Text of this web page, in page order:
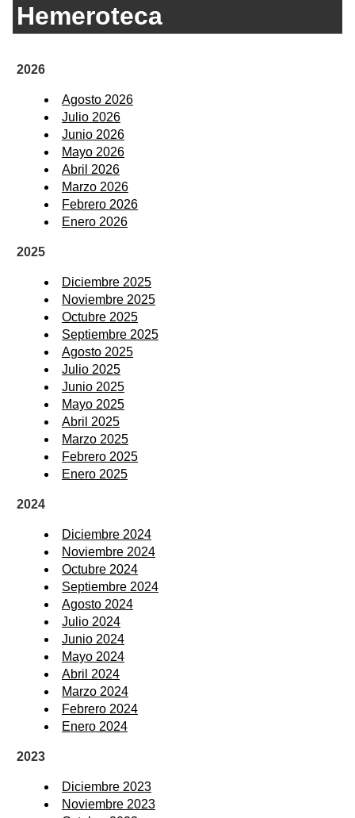
Hemeroteca
2026
Agosto 2026
Julio 2026
Junio 2026
Mayo 2026
Abril 2026
Marzo 2026
Febrero 2026
Enero 2026
2025
Diciembre 2025
Noviembre 2025
Octubre 2025
Septiembre 2025
Agosto 2025
Julio 2025
Junio 2025
Mayo 2025
Abril 2025
Marzo 2025
Febrero 2025
Enero 2025
2024
Diciembre 2024
Noviembre 2024
Octubre 2024
Septiembre 2024
Agosto 2024
Julio 2024
Junio 2024
Mayo 2024
Abril 2024
Marzo 2024
Febrero 2024
Enero 2024
2023
Diciembre 2023
Noviembre 2023